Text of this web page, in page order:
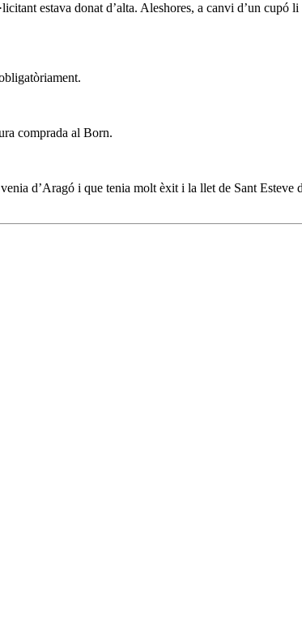
estava donat d’alta. Aleshores, a canvi d’un cupó
comprada al Born.
d’Aragó i que tenia molt èxit i la llet de Sant Esteve